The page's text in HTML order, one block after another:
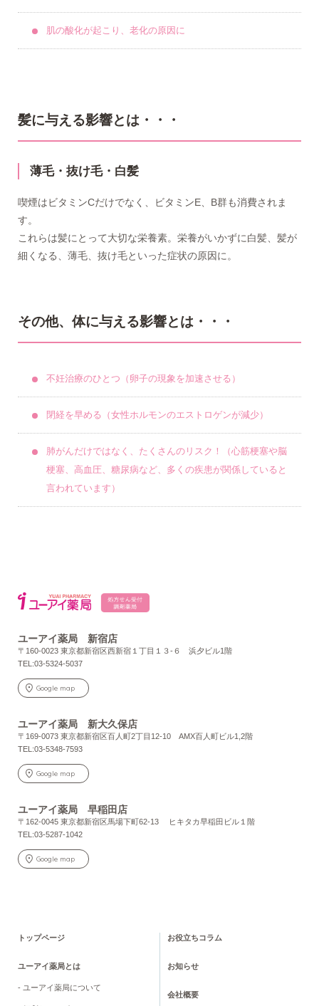
肌の酸化が起こり、老化の原因に
髪に与える影響とは・・・
薄毛・抜け毛・白髪
喫煙はビタミンCだけでなく、ビタミンE、B群も消費されま
す。
これらは髪にとって大切な栄養素。栄養がいかずに白髪、髪が
細くなる、薄毛、抜け毛といった症状の原因に。
その他、体に与える影響とは・・・
不妊治療のひとつ（卵子の現象を加速させる）
閉経を早める（女性ホルモンのエストロゲンが減少）
肺がんだけではなく、たくさんのリスク！（心筋梗塞や脳
梗塞、高血圧、糖尿病など、多くの疾患が関係していると
言われています）
ユーアイ薬局 新宿店
〒160-0023 東京都新宿区西新宿１丁目１３-６ 浜夕ビル1階
TEL:03-5324-5037
Google map
ユーアイ薬局 新大久保店
〒169-0073 東京都新宿区百人町2丁目12-10 AMX百人町ビル1,2階
TEL:03-5348-7593
Google map
ユーアイ薬局 早稲田店
〒162-0045 東京都新宿区馬場下町62-13 ヒキタカ早稲田ビル１階
TEL:03-5287-1042
Google map
トップページ
ユーアイ薬局とは
- ユーアイ薬局について
お役立ちコラム
お知らせ
会社概要